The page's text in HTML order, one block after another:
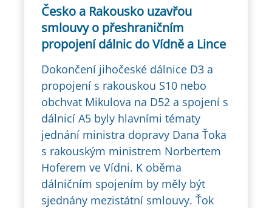
Česko a Rakousko uzavřou
smlouvy o přeshraničním
propojení dálnic do Vídně a Lince
Dokončení jihočeské dálnice D3 a
propojení s rakouskou S10 nebo
obchvat Mikulova na D52 a spojení s
dálnicí A5 byly hlavními tématy
jednání ministra dopravy Dana Ťoka
s rakouským ministrem Norbertem
Hoferem ve Vídni. K oběma
dálničním spojením by měly být
sjednány mezistátní smlouvy. Ťok